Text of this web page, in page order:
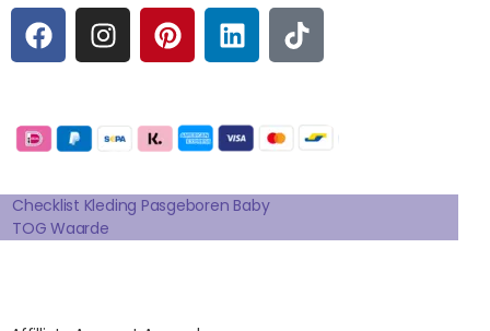
F
A
C
B
O
O
K
I
N
S
A
R
A
M
P
I
N
E
R
E
S
T
L
I
N
E
D
I
N
T
I
K
O
K
Checklist Kleding Pasgeboren Baby
TOG Waarde